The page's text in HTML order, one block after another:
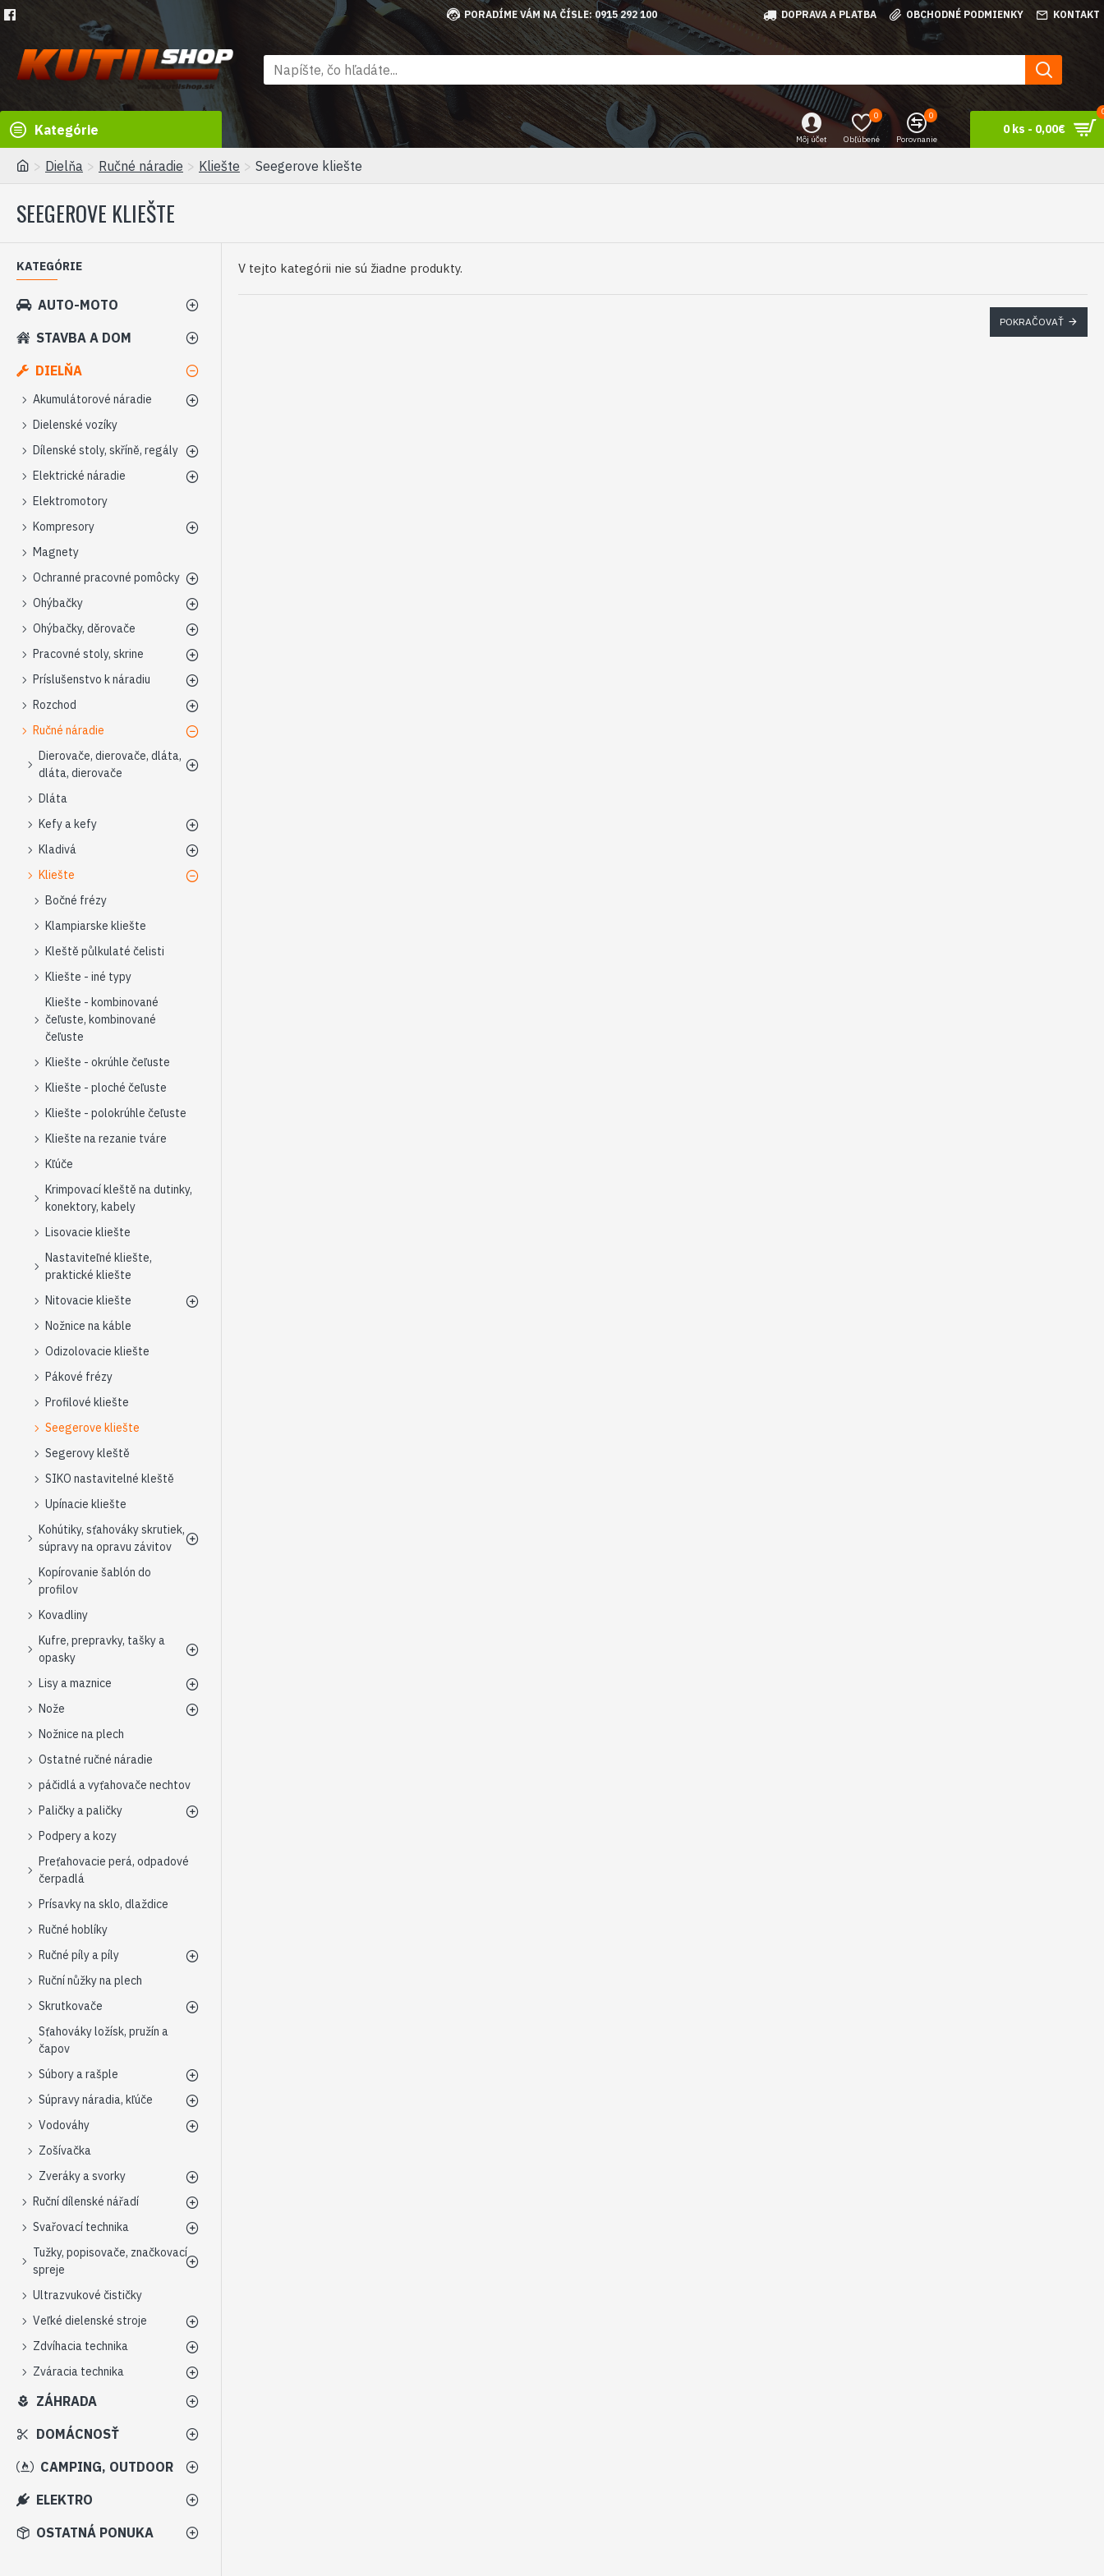
PORADÍME VÁM NA ČÍSLE: 0915 292 100 DOPRAVA A PLATBA OBCHODNÉ PODMIENKY KONTAKT
Kategórie
Môj účet Obľúbené
0
Porovnanie
0
0 ks - 0,00€
Dielňa Ručné náradie Kliešte Seegerove kliešte
SEEGEROVE KLIEŠTE
KATEGÓRIE
AUTO-MOTO
STAVBA A DOM
DIELŇA
Akumulátorové náradie
Dielenské vozíky
Dílenské stoly, skříně, regály
Elektrické náradie
Elektromotory
Kompresory
Magnety
Ochranné pracovné pomôcky
Ohýbačky
Ohýbačky, děrovače
Pracovné stoly, skrine
Príslušenstvo k náradiu
Rozchod
Ručné náradie
Dierovače, dierovače, dláta,
dláta, dierovače
Dláta
Kefy a kefy
Kladivá
Kliešte
Bočné frézy
Klampiarske kliešte
Kleště půlkulaté čelisti
Kliešte - iné typy
Kliešte - kombinované
čeľuste, kombinované
čeľuste
Kliešte - okrúhle čeľuste
Kliešte - ploché čeľuste
Kliešte - polokrúhle čeľuste
Kliešte na rezanie tváre
Kľúče
Krimpovací kleště na dutinky,
konektory, kabely
Lisovacie kliešte
Nastaviteľné kliešte,
praktické kliešte
Nitovacie kliešte
Nožnice na káble
Odizolovacie kliešte
Pákové frézy
Profilové kliešte
Seegerove kliešte
Segerovy kleště
SIKO nastavitelné kleště
Upínacie kliešte
Kohútiky, sťahováky skrutiek,
súpravy na opravu závitov
Kopírovanie šablón do
profilov
Kovadliny
Kufre, prepravky, tašky a
opasky
Lisy a maznice
Nože
Nožnice na plech
Ostatné ručné náradie
páčidlá a vyťahovače nechtov
Paličky a paličky
Podpery a kozy
Preťahovacie perá, odpadové
čerpadlá
Prísavky na sklo, dlaždice
Ručné hoblíky
Ručné píly a píly
Ruční nůžky na plech
Skrutkovače
Sťahováky ložísk, pružín a
čapov
Súbory a rašple
Súpravy náradia, kľúče
Vodováhy
Zošívačka
Zveráky a svorky
Ruční dílenské nářadí
Svařovací technika
Tužky, popisovače, značkovací
spreje
Ultrazvukové čističky
Veľké dielenské stroje
Zdvíhacia technika
Zváracia technika
ZÁHRADA
DOMÁCNOSŤ
CAMPING, OUTDOOR
ELEKTRO
OSTATNÁ PONUKA
V tejto kategórii nie sú žiadne produkty.
POKRAČOVAŤ